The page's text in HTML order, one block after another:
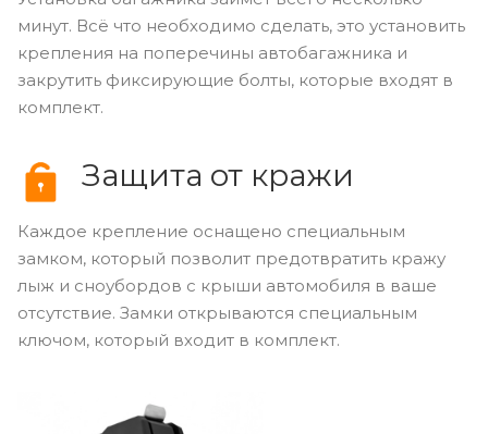
минут. Всё что необходимо сделать, это установить
крепления на поперечины автобагажника и
закрутить фиксирующие болты, которые входят в
комплект.
Защита от кражи
Каждое крепление оснащено специальным
замком, который позволит предотвратить кражу
лыж и сноубордов с крыши автомобиля в ваше
отсутствие. Замки открываются специальным
ключом, который входит в комплект.